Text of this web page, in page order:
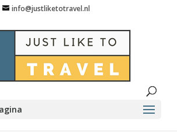
info@justliketotravel.nl